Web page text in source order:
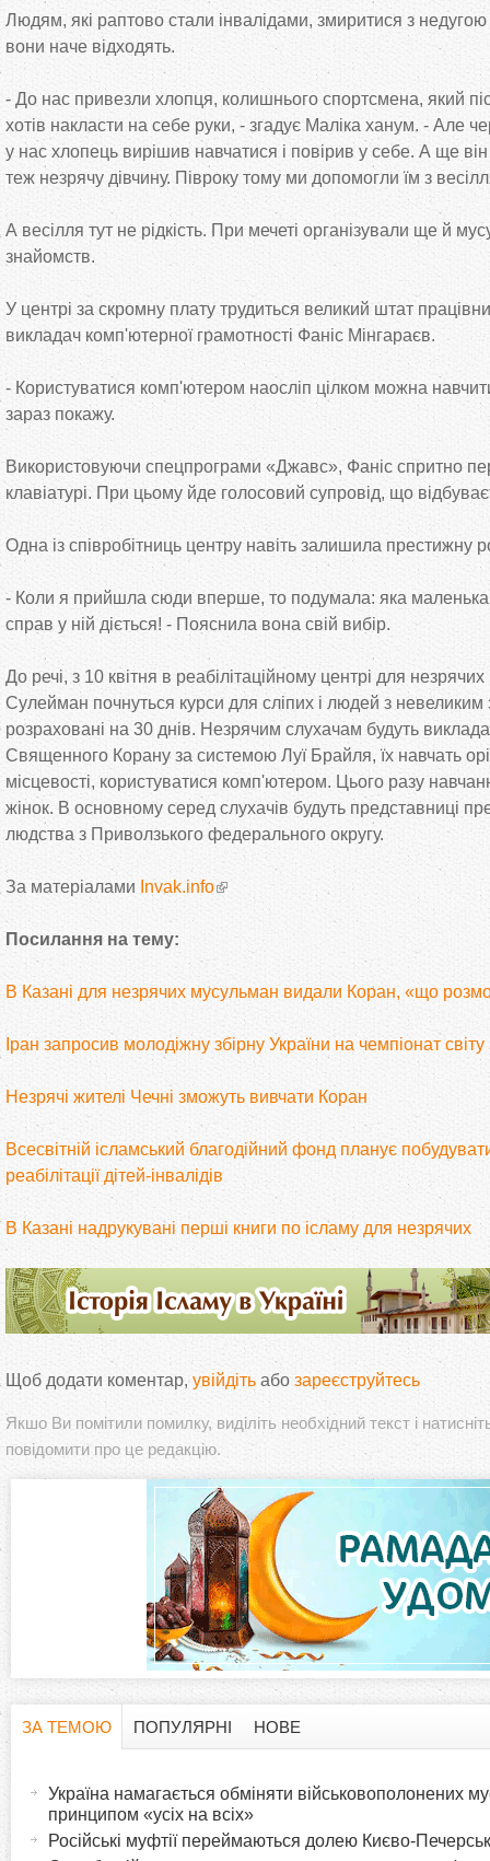
Людям, які раптово стали інвалідами, змиритися з
вони наче відходять.
- До нас привезли хлопця, колишнього спортсмена, який
хотів накласти на себе руки, - згадує Маліка ханум. - Але
у нас хлопець вирішив навчатися і повірив у себе. А ще він
теж незрячу дівчину. Півроку тому ми допомогли їм з
А весілля тут не рідкість. При мечеті організували ще й
знайомств.
У центрі за скромну плату трудиться великий штат
викладач комп'ютерної грамотності Фаніс Мінгараєв.
- Користуватися комп'ютером наосліп цілком можна
зараз покажу.
Використовуючи спецпрограми «Джавс», Фаніс спритно
клавіатурі. При цьому йде голосовий супровід, що
Одна із співробітниць центру навіть залишила престижну
- Коли я прийшла сюди вперше, то подумала: яка маленька
справ у ній діється! - Пояснила вона свій вибір.
До речі, з 10 квітня в реабілітаційному центрі для незрячих
Сулейман почнуться курси для сліпих і людей з
розраховані на 30 днів. Незрячим слухачам будуть
Священного Корану за системою Луї Брайля, їх навчать
місцевості, користуватися комп'ютером. Цього разу
жінок. В основному серед слухачів будуть представниці
людства з Приволзького федерального округу.
За матеріалами Invak.info
Посилання на тему:
В Казані для незрячих мусульман видали Коран, «що
Іран запросив молодіжну збірну України на чемпіонат
Незрячі жителі Чечні зможуть вивчати Коран
Всесвітній ісламський благодійний фонд планує
реабілітації дітей-інвалідів
В Казані надрукувані перші книги по ісламу для незрячих
Щоб додати коментар,увійдіть або зареєструйтесь
Якшо Ви помітили помилку, виділіть необхідний текст і
повідомити про це редакцію.
ЗА ТЕМОЮ
ПОПУЛЯРНІ НОВЕ
Україна намагається обміняти військовополонених
принципом «усіх на всіх»
Російські муфтії переймаються долею Києво-